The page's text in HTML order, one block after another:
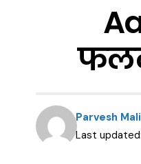
Last
Parvesh